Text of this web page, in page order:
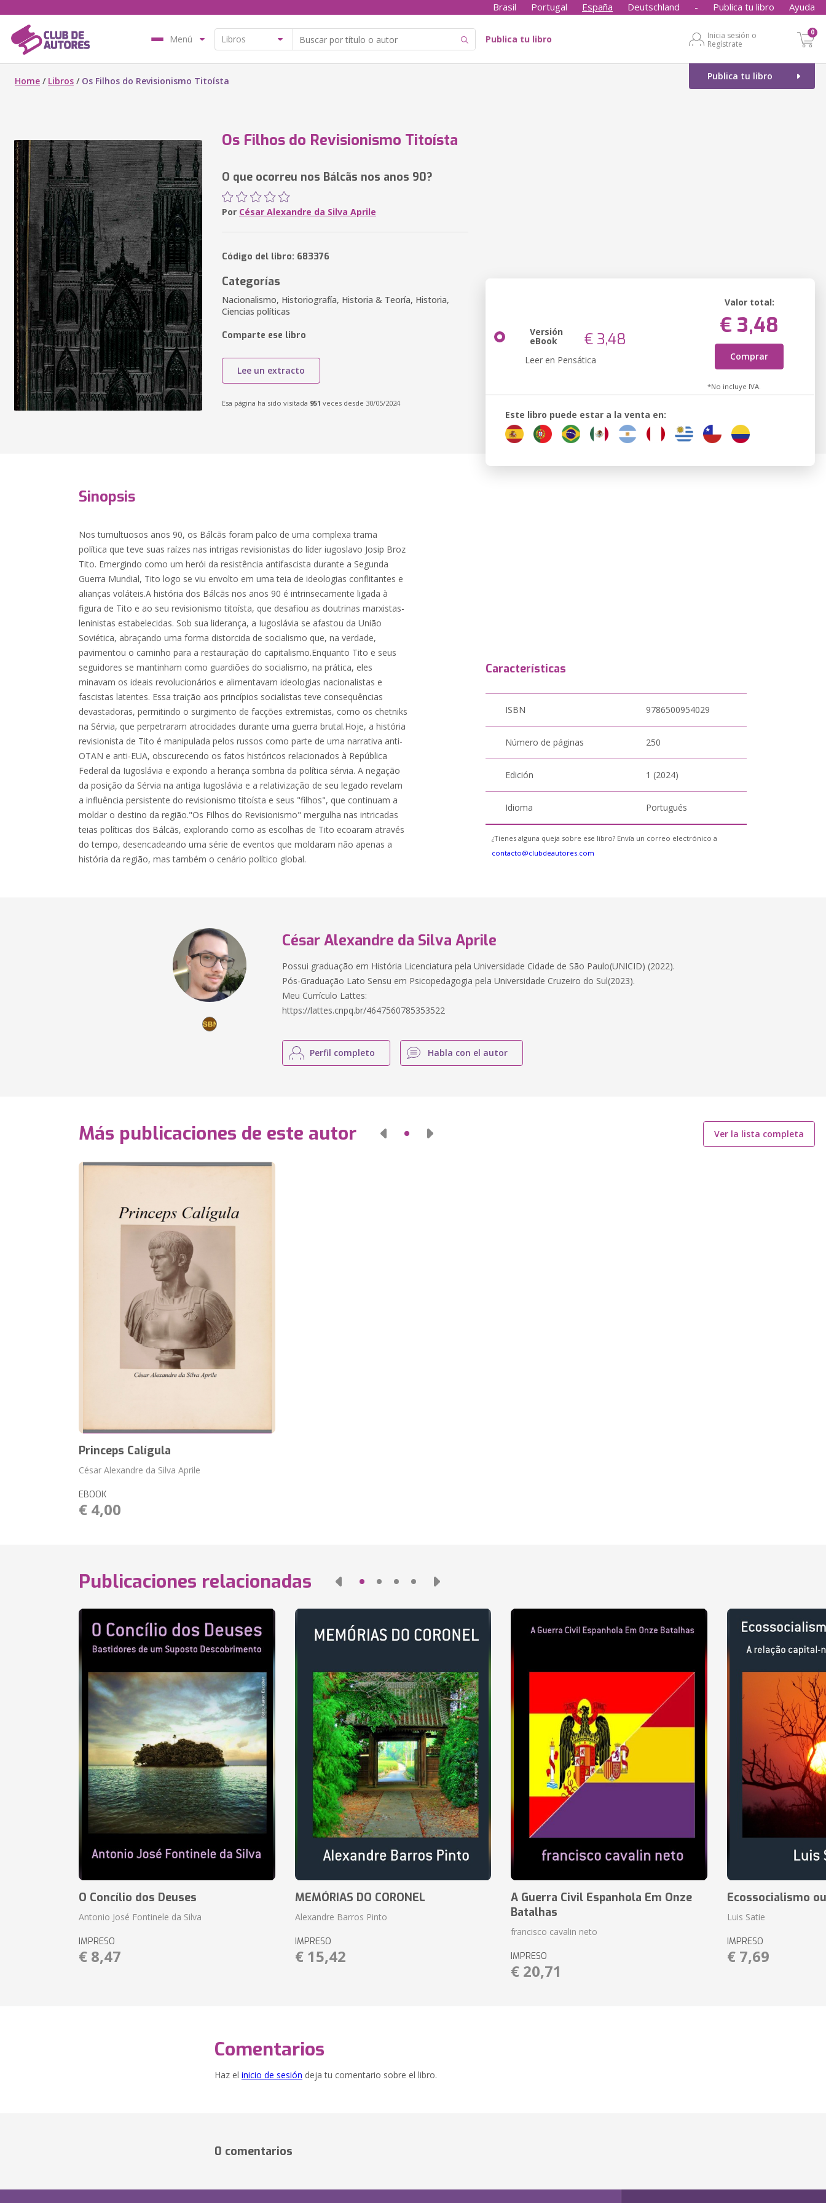
Brasil Portugal España Deutschland - Publica tu libro Ayuda
Menú Publica tu libro
Inicia sesión o
Regístrate
0
Publica tu libro
Home / Libros / Os Filhos do Revisionismo Titoísta
Os Filhos do Revisionismo Titoísta
O que ocorreu nos Bálcãs nos anos 90?
Por César Alexandre da Silva Aprile
Código del libro: 683376
Categorías
Nacionalismo, Historiografía, Historia & Teoría, Historia,
Ciencias políticas
Comparte ese libro
Lee un extracto
Esa página ha sido visitada 951 veces desde 30/05/2024
Versión
eBook € 3,48
Leer en Pensática
Valor total:
€ 3,48
Comprar
*No incluye IVA.
Este libro puede estar a la venta en:
Sinopsis
Nos tumultuosos anos 90, os Bálcãs foram palco de uma complexa trama
política que teve suas raízes nas intrigas revisionistas do líder iugoslavo Josip Broz
Tito. Emergindo como um herói da resistência antifascista durante a Segunda
Guerra Mundial, Tito logo se viu envolto em uma teia de ideologias conflitantes e
alianças voláteis.A história dos Bálcãs nos anos 90 é intrinsecamente ligada à
figura de Tito e ao seu revisionismo titoísta, que desafiou as doutrinas marxistas-
leninistas estabelecidas. Sob sua liderança, a Iugoslávia se afastou da União
Soviética, abraçando uma forma distorcida de socialismo que, na verdade,
pavimentou o caminho para a restauração do capitalismo.Enquanto Tito e seus
seguidores se mantinham como guardiões do socialismo, na prática, eles
minavam os ideais revolucionários e alimentavam ideologias nacionalistas e
fascistas latentes. Essa traição aos princípios socialistas teve consequências
devastadoras, permitindo o surgimento de facções extremistas, como os chetniks
na Sérvia, que perpetraram atrocidades durante uma guerra brutal.Hoje, a história
revisionista de Tito é manipulada pelos russos como parte de uma narrativa anti-
OTAN e anti-EUA, obscurecendo os fatos históricos relacionados à República
Federal da Iugoslávia e expondo a herança sombria da política sérvia. A negação
da posição da Sérvia na antiga Iugoslávia e a relativização de seu legado revelam
a influência persistente do revisionismo titoísta e seus "filhos", que continuam a
moldar o destino da região."Os Filhos do Revisionismo" mergulha nas intricadas
teias políticas dos Bálcãs, explorando como as escolhas de Tito ecoaram através
do tempo, desencadeando uma série de eventos que moldaram não apenas a
história da região, mas também o cenário político global.
Características
ISBN 9786500954029
Número de páginas 250
Edición 1 (2024)
Idioma Portugués
¿Tienes alguna queja sobre ese libro? Envía un correo electrónico a
contacto@clubdeautores.com
César Alexandre da Silva Aprile
Possui graduação em História Licenciatura pela Universidade Cidade de São Paulo(UNICID) (2022).
Pós-Graduação Lato Sensu em Psicopedagogia pela Universidade Cruzeiro do Sul(2023).
Meu Currículo Lattes:
https://lattes.cnpq.br/4647560785353522
Perfil completo Habla con el autor
Más publicaciones de este autor Ver la lista completa
Princeps Calígula
César Alexandre da Silva Aprile
EBOOK
€ 4,00
Publicaciones relacionadas
O Concílio dos Deuses
Antonio José Fontinele da Silva
IMPRESO
€ 8,47
MEMÓRIAS DO CORONEL
Alexandre Barros Pinto
IMPRESO
€ 15,42
A Guerra Civil Espanhola Em Onze
Batalhas
francisco cavalin neto
IMPRESO
€ 20,71
Ecossocialismo
Luis Satie
IMPRESO
€ 7,69
Comentarios
Haz el inicio de sesión deja tu comentario sobre el libro.
0 comentarios